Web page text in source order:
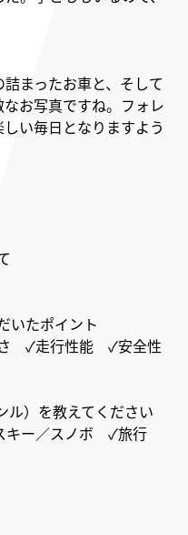
まったお車と、そして
お写真ですね。フォレ
い毎日となりますよう
いたポイント
✓走行性能 ✓安全性
）を教えてください
ー／スノボ ✓旅行